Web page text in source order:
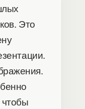
Это
чтобы